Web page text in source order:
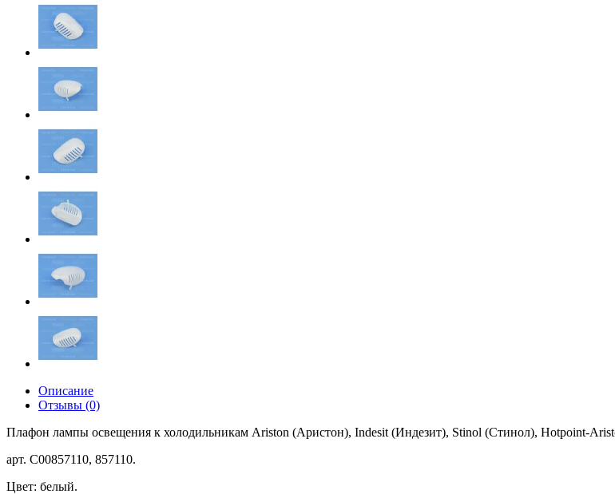
Описание
Отзывы (0)
Плафон лампы освещения к холодильникам Ariston (Аристон), Indesit (Индезит), Stinol (Стинол), Hotpoint-
арт. C00857110, 857110.
Цвет: белый.